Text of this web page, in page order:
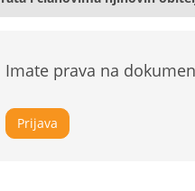
Imate prava na
Prijava